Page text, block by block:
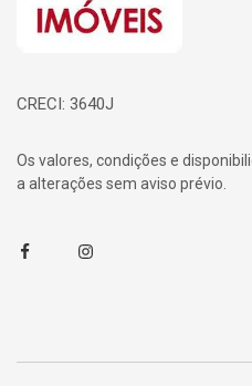
CRECI: 3640J
Os valores, condições e
a alterações sem aviso prévio.
FacebookInstagram